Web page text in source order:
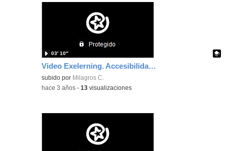
Video Exelerning. Accesibilidad. Con subtitulos
Contenido educativo.
subido por Milagros C.
03′ 10″
-hace 3 años -13 visualizaciones